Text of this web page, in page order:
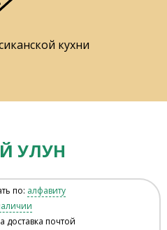
кухни
УЛУН
по: алфавиту
доставка почтой